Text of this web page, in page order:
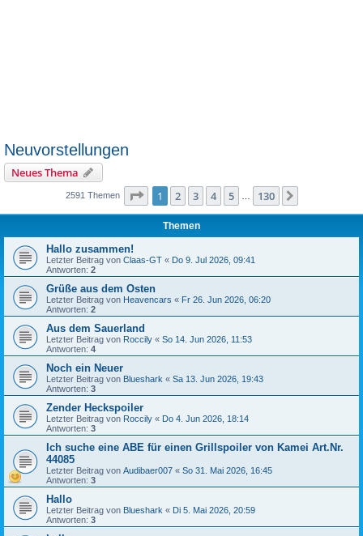
Neuvorstellungen
Neues Thema
2591 Themen Seite 1von 130
1 2 3 4 5 130
Themen
Hallo zusammen!
Letzter Beitrag von Claas-GT « Do 9. Jul 2026, 09:41
Antworten: 2
Grüße aus dem Osten
Letzter Beitrag von Heavencars « Fr 26. Jun 2026, 06:20
Antworten: 2
Aus dem Sauerland
Letzter Beitrag von Roccily « So 14. Jun 2026, 11:53
Antworten: 4
Noch ein Neuer
Letzter Beitrag von Blueshark « Sa 13. Jun 2026, 19:43
Antworten: 3
Zender Heckspoiler
Letzter Beitrag von Roccily « Do 4. Jun 2026, 18:14
Antworten: 3
Ich suche eine ABE für einen Grillspoiler von Kamei Art.Nr.
44085
Letzter Beitrag von Audibaer007 « So 31. Mai 2026, 16:45
Antworten: 3
Hallo
Letzter Beitrag von Blueshark « Di 5. Mai 2026, 20:59
Antworten: 3